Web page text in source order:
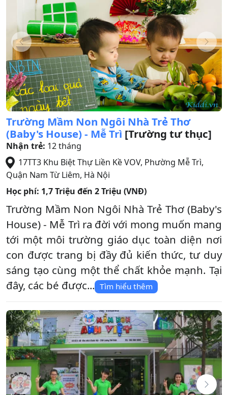
Trường Mầm Non Ngôi Nhà Trẻ Thơ
(Baby's House) - Mễ Trì [Trường tư thục]
Nhận trẻ: 12 tháng
17TT3 Khu Biệt Thự Liền Kề VOV, Phường Mễ Trì,
Quận Nam Từ Liêm, Hà Nội
Học phí: 1,7 Triệu đến 2 Triệu (VNĐ)
Trường Mầm Non Ngôi Nhà Trẻ Thơ (Baby's
House) - Mễ Trì ra đời với mong muốn mang
tới một môi trường giáo dục toàn diện nơi
con được trang bị đầy đủ kiến thức, tư duy
sáng tạo cùng một thể chất khỏe mạnh. Tại
đây, các bé được... Tìm hiểu thêm